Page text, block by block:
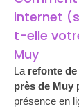
internet
t-elle
Muy
La refonte
près de Muy
présence en